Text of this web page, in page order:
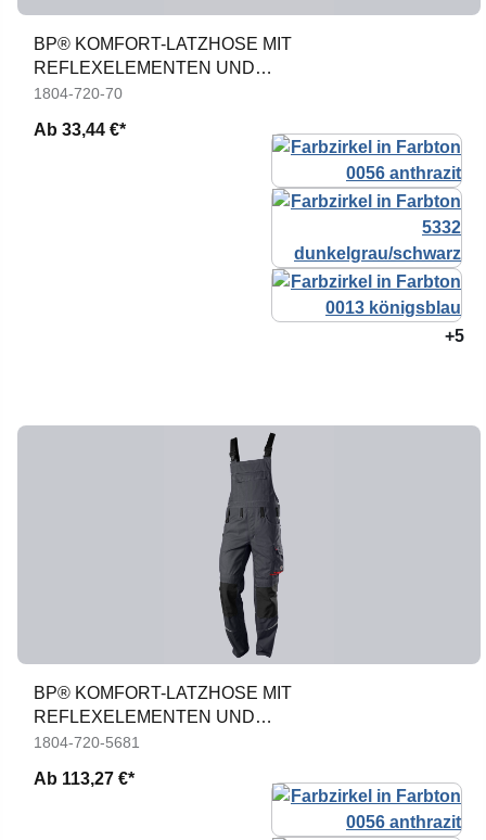
BP® KOMFORT-LATZHOSE MIT
REFLEXELEMENTEN UND
KNIEPOLSTERTASCHEN
1804-720-70
Ab 33,44 €*
+5
BP® KOMFORT-LATZHOSE MIT
REFLEXELEMENTEN UND
KNIEPOLSTERTASCHEN
1804-720-5681
Ab 113,27 €*